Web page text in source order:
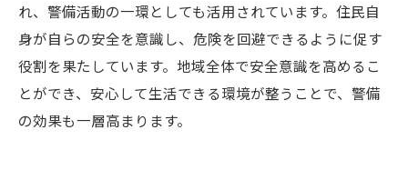
れ、警備活動の一環としても活用されています。住民自
身が自らの安全を意識し、危険を回避できるように促す
役割を果たしています。地域全体で安全意識を高めるこ
とができ、安心して生活できる環境が整うことで、警備
の効果も一層高まります。